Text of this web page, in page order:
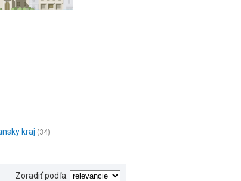
kraj (34)
Zoradiť podľa: